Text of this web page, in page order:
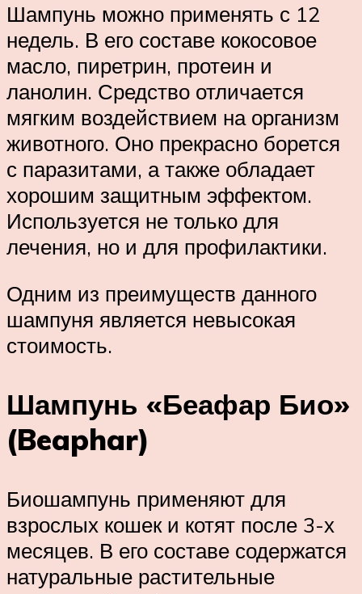
Шампунь можно применять с 12
недель. В его составе кокосовое
масло, пиретрин, протеин и
ланолин. Средство отличается
мягким воздействием на организм
животного. Оно прекрасно борется
с паразитами, а также обладает
хорошим защитным эффектом.
Используется не только для
лечения, но и для профилактики.
Одним из преимуществ данного
шампуня является невысокая
стоимость.
Шампунь «Беафар Био»
(Beaphar)
Биошампунь применяют для
взрослых кошек и котят после 3-х
месяцев. В его составе содержатся
натуральные растительные